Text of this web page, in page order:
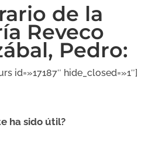
de la
Reveco
Pedro:
id=»17187″ hide_closed=»1″]
ha sido útil?